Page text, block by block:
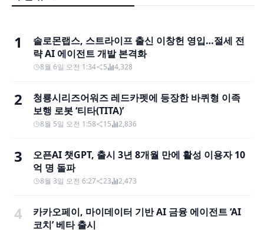
1
솔로몬랩스, 스트라이프 출신 이창헌 영입…절세 전
략 AI 에이전트 개발 본격화
8월 6일 오전 1:34 5 4,328
2
청룡시리즈어워즈 레드카펫에 등장한 바퀴형 이족
보행 로봇 ‘티타(TITA)’
8월 5일 오전 1:58 15 2,836
3
오픈AI 챗GPT, 출시 3년 8개월 만에 활성 이용자 10
억 명 돌파
8월 3일 오전 6:27 23 2,473
4
카카오페이, 마이데이터 기반 AI 금융 에이전트 ‘AI
코치’ 베타 출시